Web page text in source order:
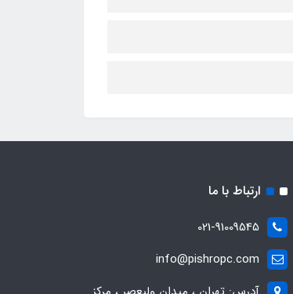
ارتباط با ما
021-91009545
info@pishropc.com